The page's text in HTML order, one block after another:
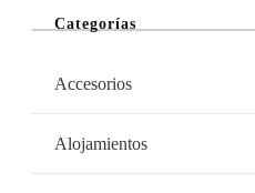
Categorías
Accesorios
Alojamientos